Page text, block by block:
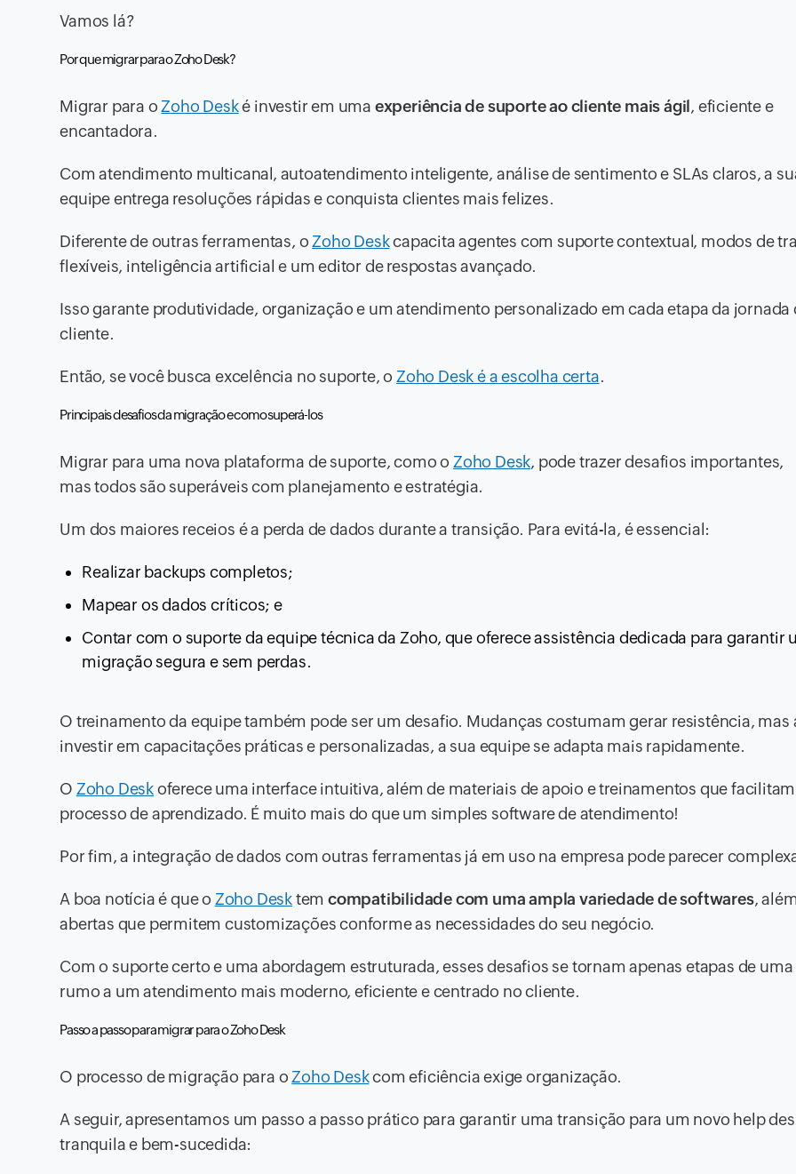
Vamos lá?
Por que migrar para o Zoho Desk?
Migrar para o Zoho Deské investir em uma experiência de suporte ao cliente mais ágil, eficiente e
encantadora.
Com atendimento multicanal, autoatendimento inteligente, análise de sentimento e SLAs claros, a
equipe entrega resoluções rápidas e conquista clientes mais felizes.
Diferente de outras ferramentas, o Zoho Deskcapacita agentes com suporte contextual, modos de
flexíveis, inteligência artificial e um editor de respostas avançado.
Isso garante produtividade, organização e um atendimento personalizado em cada etapa da jornada
cliente.
Então, se você busca excelência no suporte, o Zoho Desk é a escolha certa.
Principais desafios da migração e como superá-los
Migrar para uma nova plataforma de suporte, como o Zoho Desk, pode trazer desafios importantes,
mas todos são superáveis com planejamento e estratégia.
Um dos maiores receios é a perda de dados durante a transição. Para evitá-la, é essencial:
Realizar backups completos;
Mapear os dados críticos; e
Contar com o suporte da equipe técnica da Zoho, que oferece assistência dedicada para garantir
migração segura e sem perdas.
O treinamento da equipe também pode ser um desafio. Mudanças costumam gerar resistência, mas
investir em capacitações práticas e personalizadas, a sua equipe se adapta mais rapidamente.
O Zoho Deskoferece uma interface intuitiva, além de materiais de apoio e treinamentos que
processo de aprendizado. É muito mais do que um simples software de atendimento!
Por fim, a integração de dados com outras ferramentas já em uso na empresa pode parecer
A boa notícia é que o Zoho Desktemcompatibilidade com uma ampla variedade de softwares,
abertas que permitem customizações conforme as necessidades do seu negócio.
Com o suporte certo e uma abordagem estruturada, esses desafios se tornam apenas etapas de
rumo a um atendimento mais moderno, eficiente e centrado no cliente.
Passo a passo para migrar para o Zoho Desk
O processo de migração para o Zoho Deskcom eficiência exige organização.
A seguir, apresentamos um passo a passo prático para garantir uma transição para um novo help
tranquila e bem-sucedida: